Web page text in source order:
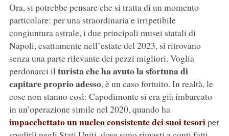
Ora, si potrebbe pensare che si tratta di un momento
particolare: per una straordinaria e irripetibile
congiuntura astrale, i due principali musei statali di
Napoli, esattamente nell’estate del 2023, si ritrovano
senza una parte rilevante dei pezzi migliori. Voglia
perdonarci il turista che ha avuto la sfortuna di
capitare proprio adesso, è un caso fortuito. In realtà, le
cose non stanno così: Capodimonte si era già imbarcato
in un’operazione simile nel 2020, quando ha
impacchettato un nucleo consistente dei suoi tesoriper